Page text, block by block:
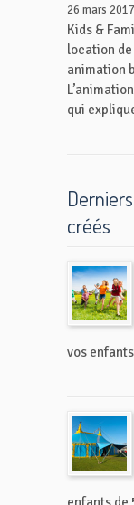
26 mars
Kids &
location
animation
qui
créés
vos